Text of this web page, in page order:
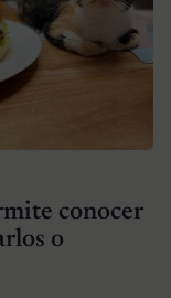
conocer
o